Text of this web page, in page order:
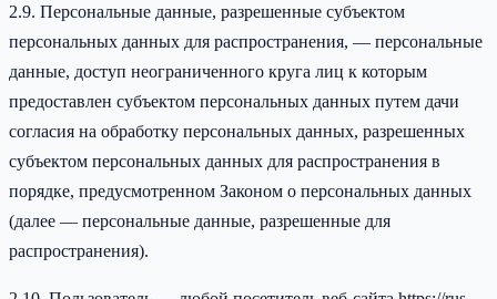
2.9. Персональные данные, разрешенные субъектом
персональных данных для распространения, — персональные
данные, доступ неограниченного круга лиц к которым
предоставлен субъектом персональных данных путем дачи
согласия на обработку персональных данных, разрешенных
субъектом персональных данных для распространения в
порядке, предусмотренном Законом о персональных данных
(далее — персональные данные, разрешенные для
распространения).